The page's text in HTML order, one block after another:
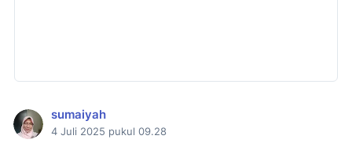
sumaiyah
4 Juli 2025 pukul 09.28